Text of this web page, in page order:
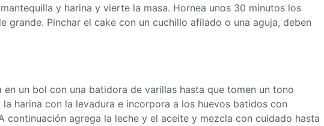
y harina y vierte la masa. Hornea unos 30 minutos los
grande. Pinchar el cake con un cuchillo afilado o una aguja, deben
un bol con una batidora de varillas hasta que tomen un tono
harina con la levadura e incorpora a los huevos batidos con
continuación agrega la leche y el aceite y mezcla con cuidado hasta